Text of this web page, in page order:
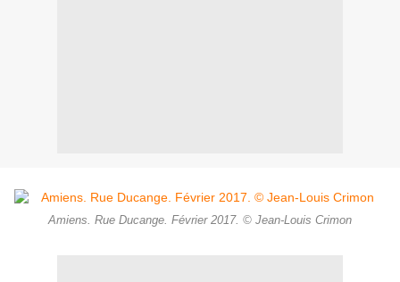
Amiens. Rue Ducange. Février 2017. © Jean-Louis Crimon